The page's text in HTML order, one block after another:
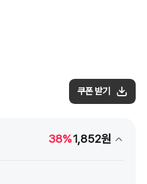
쿠폰 받기
38%1,852원